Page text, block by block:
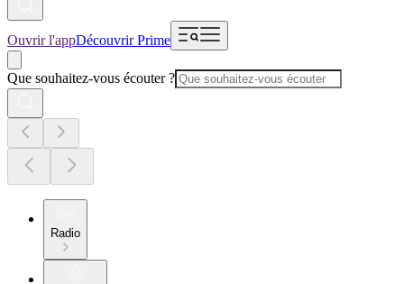
Ouvrir l'appDécouvrir Prime
Que souhaitez-vous écouter ?
Radio